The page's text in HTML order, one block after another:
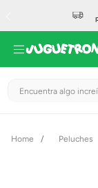
Encuentra algo
Peluches